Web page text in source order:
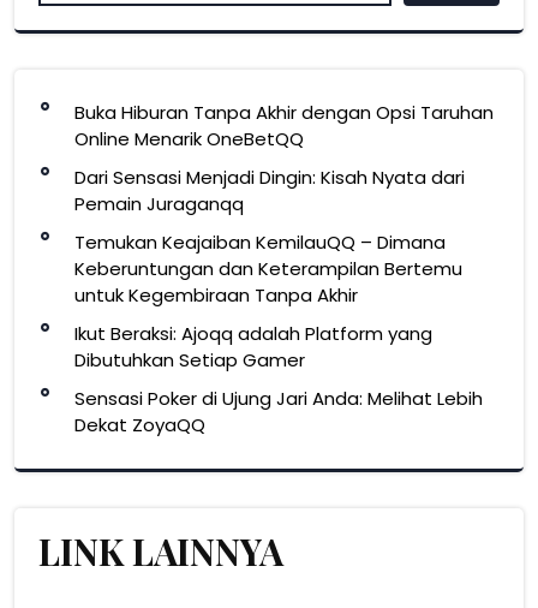
Buka Hiburan Tanpa Akhir dengan Opsi Taruhan
Online Menarik OneBetQQ
Dari Sensasi Menjadi Dingin: Kisah Nyata dari
Pemain Juraganqq
Temukan Keajaiban KemilauQQ – Dimana
Keberuntungan dan Keterampilan Bertemu
untuk Kegembiraan Tanpa Akhir
Ikut Beraksi: Ajoqq adalah Platform yang
Dibutuhkan Setiap Gamer
Sensasi Poker di Ujung Jari Anda: Melihat Lebih
Dekat ZoyaQQ
LINK LAINNYA